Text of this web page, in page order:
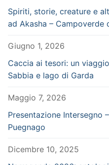
Spiriti, storie, creature e
ad Akasha – Campoverde
Giugno 1, 2026
Caccia ai tesori: un
Sabbia e lago di Garda
Maggio 7, 2026
Presentazione Intersegno
Puegnago
Dicembre 10, 2025